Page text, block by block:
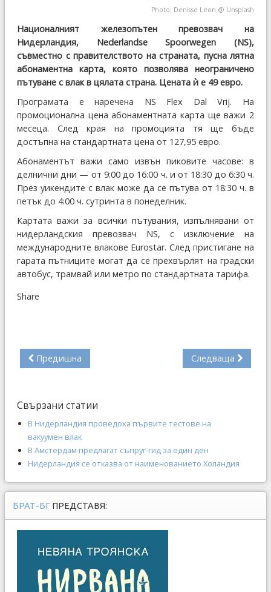
Photo: Denisse Leon @ Unsplash
Националният железопътен превозвач на
Нидерландия, Nederlandse Spoorwegen (NS),
съвместно с правителството на страната, пусна лятна
абонаментна карта, която позволява неограничено
пътуване с влак в цялата страна. Цената ѝ е 49 евро.
Програмата е наречена NS Flex Dal Vrij. На
промоционална цена абонаментната карта ще важи 2
месеца. След края на промоцията тя ще бъде
достъпна на стандартната цена от 127,95 евро.
Абонаментът важи само извън пиковите часове: в
делнични дни — от 9:00 до 16:00 ч. и от 18:30 до 6:30 ч.
През уикендите с влак може да се пътува от 18:30 ч. в
петък до 4:00 ч. сутринта в понеделник.
Картата важи за всички пътувания, изпълнявани от
нидерландския превозвач NS, с изключение на
международните влакове Eurostar. След пристигане на
гарата пътниците могат да се прехвърлят на градски
автобус, трамвай или метро по стандартната тарифа.
Share
Предишна Следваща
Свързани статии
В Нидерландия проведоха първите тестове на
вакуумен влак
В Амстердам предлагат съпруг-гид за един ден
Нидерландия се отказва от наименованието Холандия
БРАТ-БГ ПРЕДСТАВЯ: